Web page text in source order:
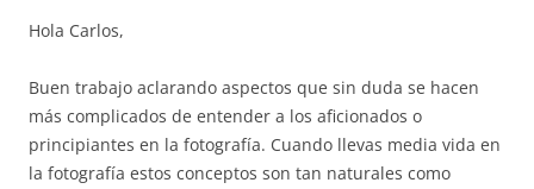
Hola Carlos,
Buen trabajo aclarando aspectos que sin duda se hacen
más complicados de entender a los aficionados o
principiantes en la fotografía. Cuando llevas media vida en
la fotografía estos conceptos son tan naturales como